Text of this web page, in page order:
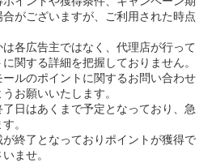
がございますが、ご利用された時点
各広告主ではなく、代理店が行って
関する詳細を把握しておりません。
ルのポイントに関するお問い合わせ
お願いいたします。
日はあくまで予定となっており、急
。
終了となっておりポイントが獲得で
ませ。